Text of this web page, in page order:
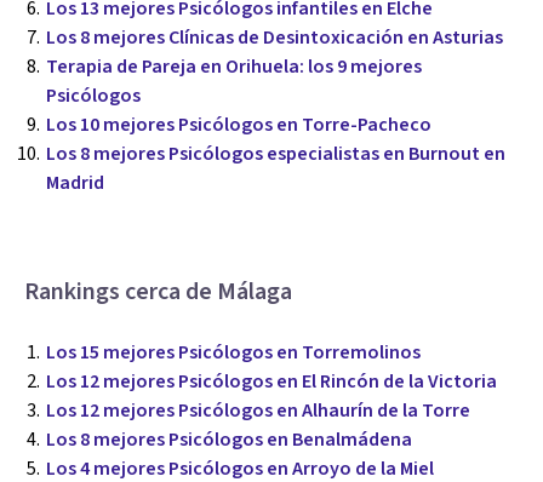
Los 13 mejores Psicólogos infantiles en Elche
Los 8 mejores Clínicas de Desintoxicación en Asturias
Terapia de Pareja en Orihuela: los 9 mejores
Psicólogos
Los 10 mejores Psicólogos en Torre-Pacheco
Los 8 mejores Psicólogos especialistas en Burnout en
Madrid
Rankings cerca de Málaga
Los 15 mejores Psicólogos en Torremolinos
Los 12 mejores Psicólogos en El Rincón de la Victoria
Los 12 mejores Psicólogos en Alhaurín de la Torre
Los 8 mejores Psicólogos en Benalmádena
Los 4 mejores Psicólogos en Arroyo de la Miel